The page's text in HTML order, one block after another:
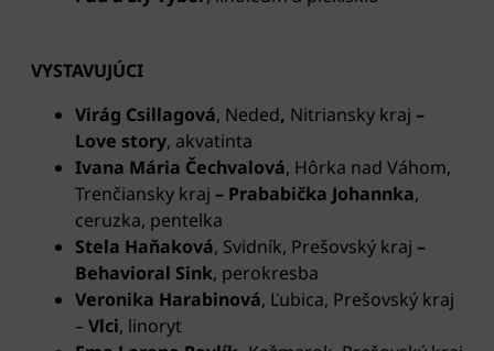
VYSTAVUJÚCI
Virág Csillagová, Neded, Nitriansky kraj –
Love story, akvatinta
Ivana Mária Čechvalová, Hôrka nad Váhom,
Trenčiansky kraj – Prababička Johannka,
ceruzka, pentelka
Stela Haňaková, Svidník, Prešovský kraj –
Behavioral Sink, perokresba
Veronika Harabinová, Ľubica, Prešovský kraj
–Vlci, linoryt